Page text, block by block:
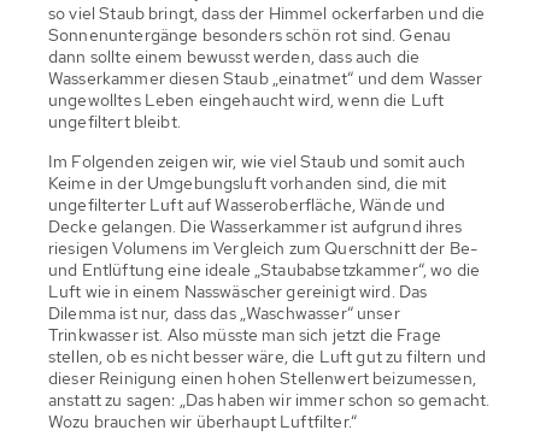
so viel Staub bringt, dass der Himmel ockerfarben und die
Sonnenuntergänge besonders schön rot sind. Genau
dann sollte einem bewusst werden, dass auch die
Wasserkammer diesen Staub „einatmet“ und dem Wasser
ungewolltes Leben eingehaucht wird, wenn die Luft
ungefiltert bleibt.
Im Folgenden zeigen wir, wie viel Staub und somit auch
Keime in der Umgebungsluft vorhanden sind, die mit
ungefilterter Luft auf Wasseroberfläche, Wände und
Decke gelangen. Die Wasserkammer ist aufgrund ihres
riesigen Volumens im Vergleich zum Querschnitt der Be-
und Entlüftung eine ideale „Staubabsetzkammer“, wo die
Luft wie in einem Nasswäscher gereinigt wird. Das
Dilemma ist nur, dass das „Waschwasser“ unser
Trinkwasser ist. Also müsste man sich jetzt die Frage
stellen, ob es nicht besser wäre, die Luft gut zu filtern und
dieser Reinigung einen hohen Stellenwert beizumessen,
anstatt zu sagen: „Das haben wir immer schon so gemacht.
Wozu brauchen wir überhaupt Luftfilter.“